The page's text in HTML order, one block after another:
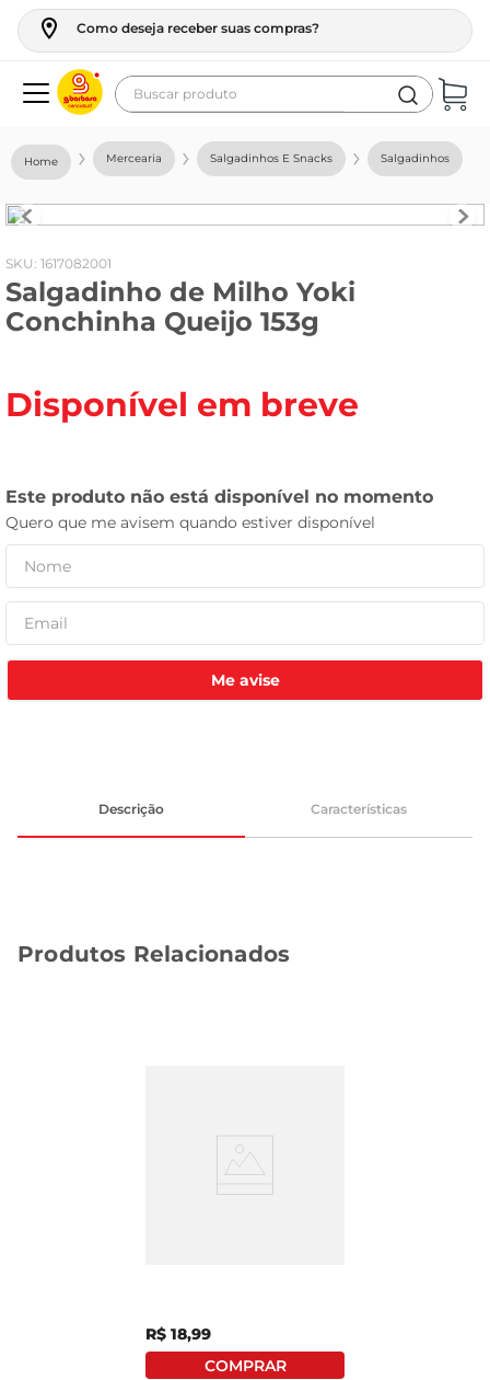
Como deseja receber suas compras?
Buscar produto
Mercearia Salgadinhos E Snacks Salgadinhos
: 1617082001
Salgadinho de Milho Yoki
Conchinha Queijo 153g
Disponível em breve
Me avise
Descrição Características
Produtos Relacionados
R$ 18,99
geladeira
fogao
café
cerveja
vinho
leite pó